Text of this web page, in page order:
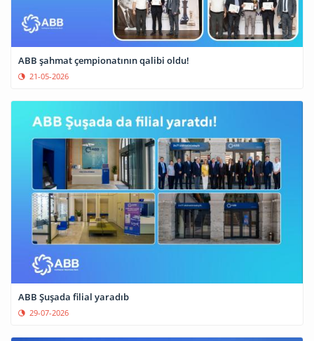
ABB şahmat çempionatının qalibi oldu!
21-05-2026
ABB Şuşada filial yaradıb
29-07-2026